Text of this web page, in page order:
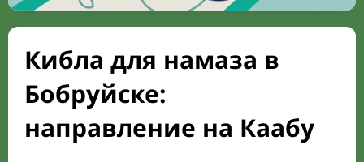
Кибла для намаза в
Бобруйске:
направление на Каабу